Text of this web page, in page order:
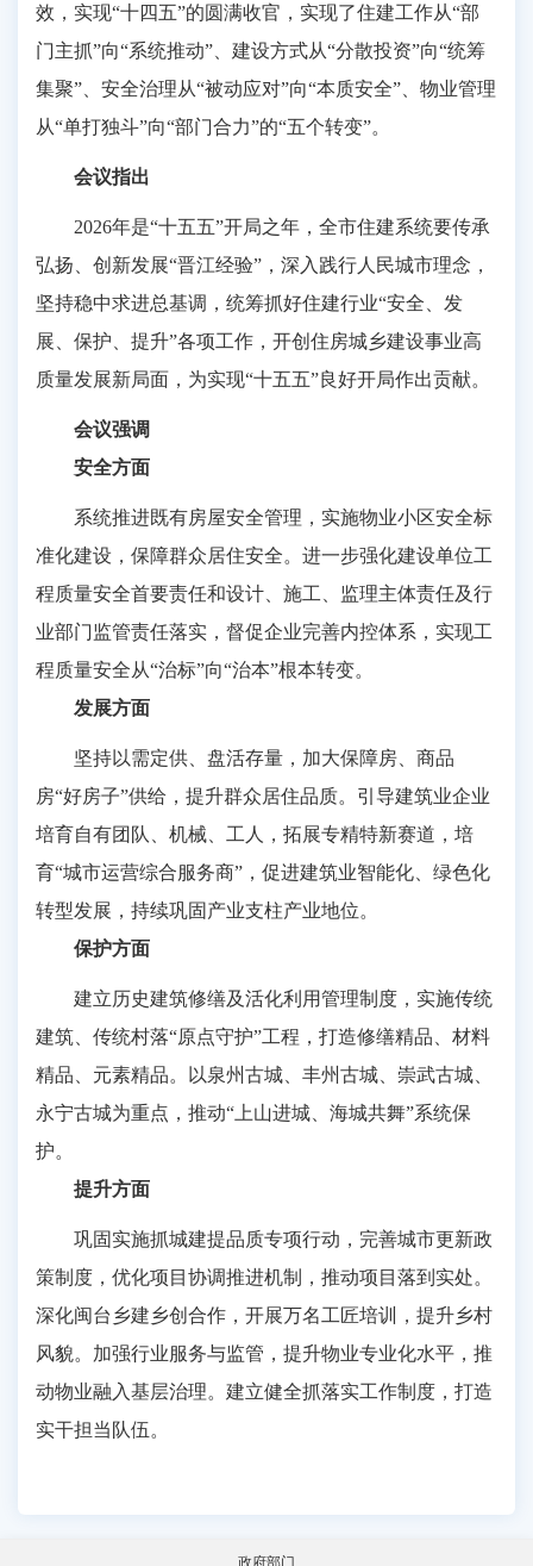
效，实现“十四五”的圆满收官，实现了住建工作从“部
门主抓”向“系统推动”、建设方式从“分散投资”向“统筹
集聚”、安全治理从“被动应对”向“本质安全”、物业管理
从“单打独斗”向“部门合力”的“五个转变”。
会议指出
2026年是“十五五”开局之年，全市住建系统要传承
弘扬、创新发展“晋江经验”，深入践行人民城市理念，
坚持稳中求进总基调，统筹抓好住建行业“安全、发
展、保护、提升”各项工作，开创住房城乡建设事业高
质量发展新局面，为实现“十五五”良好开局作出贡献。
会议强调
安全方面
系统推进既有房屋安全管理，实施物业小区安全标
准化建设，保障群众居住安全。进一步强化建设单位工
程质量安全首要责任和设计、施工、监理主体责任及行
业部门监管责任落实，督促企业完善内控体系，实现工
程质量安全从“治标”向“治本”根本转变。
发展方面
坚持以需定供、盘活存量，加大保障房、商品
房“好房子”供给，提升群众居住品质。引导建筑业企业
培育自有团队、机械、工人，拓展专精特新赛道，培
育“城市运营综合服务商”，促进建筑业智能化、绿色化
转型发展，持续巩固产业支柱产业地位。
保护方面
建立历史建筑修缮及活化利用管理制度，实施传统
建筑、传统村落“原点守护”工程，打造修缮精品、材料
精品、元素精品。以泉州古城、丰州古城、崇武古城、
永宁古城为重点，推动“上山进城、海城共舞”系统保
护。
提升方面
巩固实施抓城建提品质专项行动，完善城市更新政
策制度，优化项目协调推进机制，推动项目落到实处。
深化闽台乡建乡创合作，开展万名工匠培训，提升乡村
风貌。加强行业服务与监管，提升物业专业化水平，推
动物业融入基层治理。建立健全抓落实工作制度，打造
实干担当队伍。
政府部门